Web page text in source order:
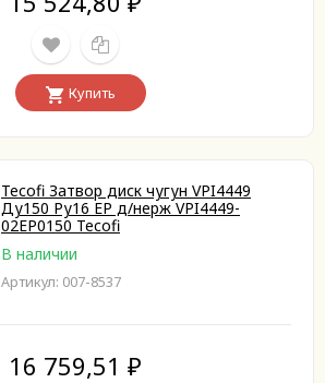
₽
Купить
Tecofi Затвор диск чугун VPI4449
Ду150 Ру16 EP д/нерж VPI4449-
02EP0150 Tecofi
В наличии
Артикул: 007-8537
16 759,51 ₽